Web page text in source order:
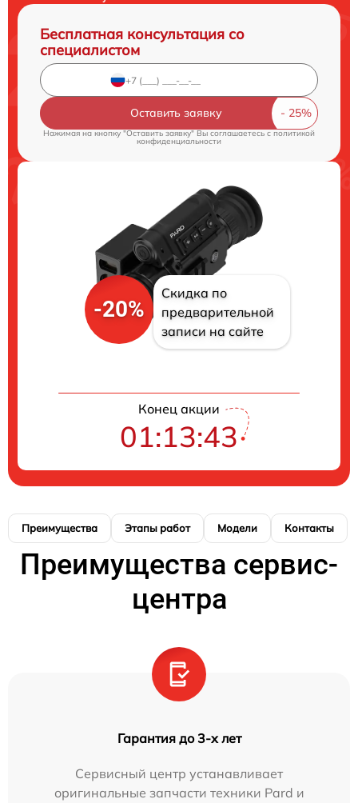
Бесплатная консультация со
специалистом
Оставить заявку
Нажимая на кнопку "Оставить заявку" Вы соглашаетесь c политикой
конфиденциальности
-20%
Скидка по
предварительной
записи на сайте
Конец акции
01:13:42
Преимущества Этапы работ Модели Контакты
Преимущества сервис-
центра
Гарантия до 3-х лет
Сервисный центр устанавливает
оригинальные запчасти техники Pard и